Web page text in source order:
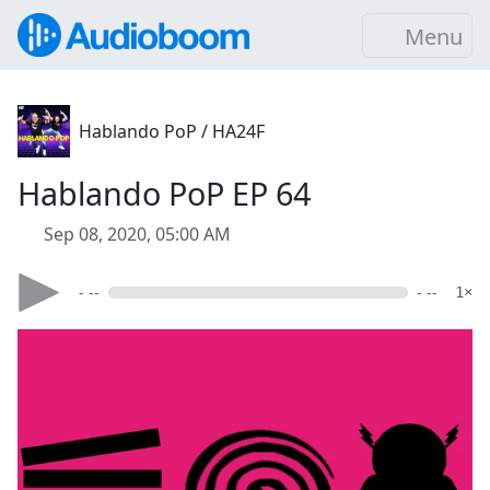
Menu
Hablando PoP / HA24F
Hablando PoP EP 64
Sep 08, 2020, 05:00 AM
- -- - -- 1×